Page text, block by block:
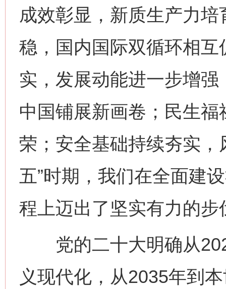
成效彰显，新质生产力
稳，国内国际双循环相
实，发展动能进一步增
中国铺展新画卷；民生
荣；安全基础持续夯实
五”时期，我们在全面建
程上迈出了坚实有力的步
党的二十大明确从
义现代化，从2035年到